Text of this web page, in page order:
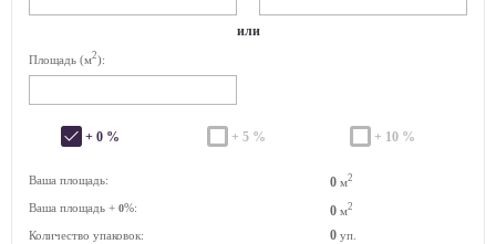
или
Площадь (м2):
+ 0 % + 5 % + 10 %
Ваша площадь: 0 м2
Ваша площадь + 0%: 0 м2
Количество упаковок: 0 уп.